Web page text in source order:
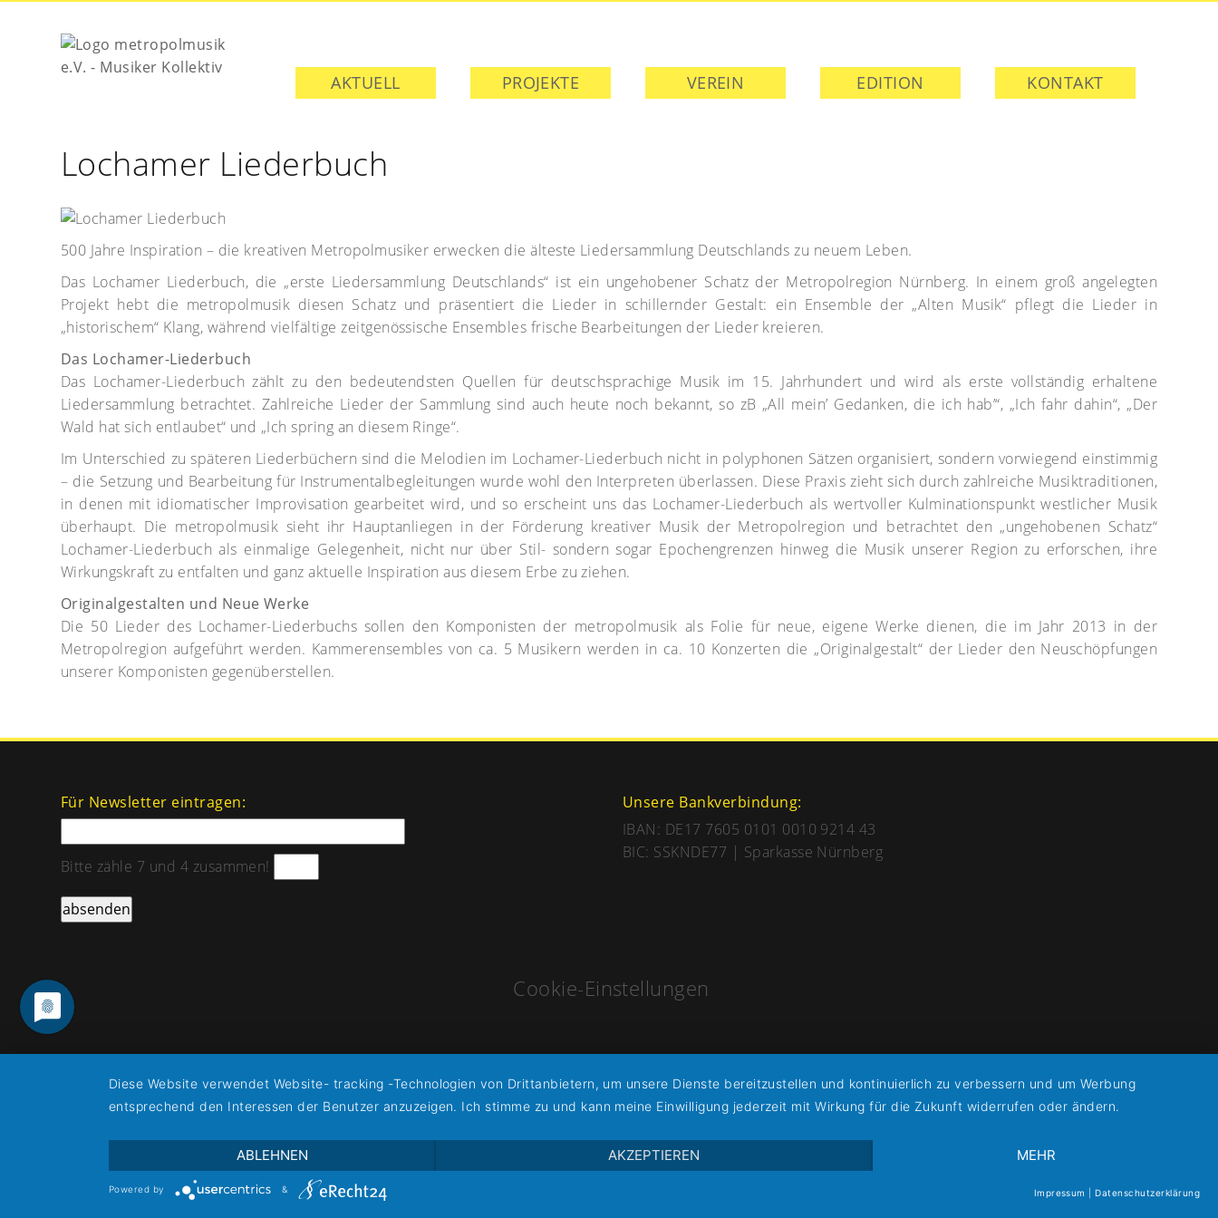
AKTUELL PROJEKTE VEREIN EDITION KONTAKT
Lochamer Liederbuch
500 Jahre Inspiration – die kreativen Metropolmusiker erwecken die älteste Liedersammlung Deutschlands zu neuem Leben.
Das Lochamer Liederbuch, die „erste Liedersammlung Deutschlands“ ist ein ungehobener Schatz der Metropolregion Nürnberg. In einem groß angelegten
Projekt hebt die metropolmusik diesen Schatz und präsentiert die Lieder in schillernder Gestalt: ein Ensemble der „Alten Musik“ pflegt die Lieder in
„historischem“ Klang, während vielfältige zeitgenössische Ensembles frische Bearbeitungen der Lieder kreieren.
Das Lochamer-Liederbuch
Das Lochamer-Liederbuch zählt zu den bedeutendsten Quellen für deutschsprachige Musik im 15. Jahrhundert und wird als erste vollständig erhaltene
Liedersammlung betrachtet. Zahlreiche Lieder der Sammlung sind auch heute noch bekannt, so zB „All mein’ Gedanken, die ich hab’“, „Ich fahr dahin“, „Der
Wald hat sich entlaubet“ und „Ich spring an diesem Ringe“.
Im Unterschied zu späteren Liederbüchern sind die Melodien im Lochamer-Liederbuch nicht in polyphonen Sätzen organisiert, sondern vorwiegend einstimmig
– die Setzung und Bearbeitung für Instrumentalbegleitungen wurde wohl den Interpreten überlassen. Diese Praxis zieht sich durch zahlreiche Musiktraditionen,
in denen mit idiomatischer Improvisation gearbeitet wird, und so erscheint uns das Lochamer-Liederbuch als wertvoller Kulminationspunkt westlicher Musik
überhaupt. Die metropolmusik sieht ihr Hauptanliegen in der Förderung kreativer Musik der Metropolregion und betrachtet den „ungehobenen Schatz“
Lochamer-Liederbuch als einmalige Gelegenheit, nicht nur über Stil- sondern sogar Epochengrenzen hinweg die Musik unserer Region zu erforschen, ihre
Wirkungskraft zu entfalten und ganz aktuelle Inspiration aus diesem Erbe zu ziehen.
Originalgestalten und Neue Werke
Die 50 Lieder des Lochamer-Liederbuchs sollen den Komponisten der metropolmusik als Folie für neue, eigene Werke dienen, die im Jahr 2013 in der
Metropolregion aufgeführt werden. Kammerensembles von ca. 5 Musikern werden in ca. 10 Konzerten die „Originalgestalt“ der Lieder den Neuschöpfungen
unserer Komponisten gegenüberstellen.
Für Newsletter eintragen:
Bitte zähle 7 und 4 zusammen!
Unsere Bankverbindung:
IBAN: DE17 7605 0101 0010 9214 43
BIC: SSKNDE77 | Sparkasse Nürnberg
Cookie-Einstellungen
Diese Website verwendet Website- tracking -Technologien von Drittanbietern, um unsere Dienste bereitzustellen und kontinuierlich zu verbessern und um Werbung
entsprechend den Interessen der Benutzer anzuzeigen. Ich stimme zu und kann meine Einwilligung jederzeit mit Wirkung für die Zukunft widerrufen oder ändern.
ABLEHNEN AKZEPTIEREN MEHR
Powered by & Impressum Datenschutzerklärung